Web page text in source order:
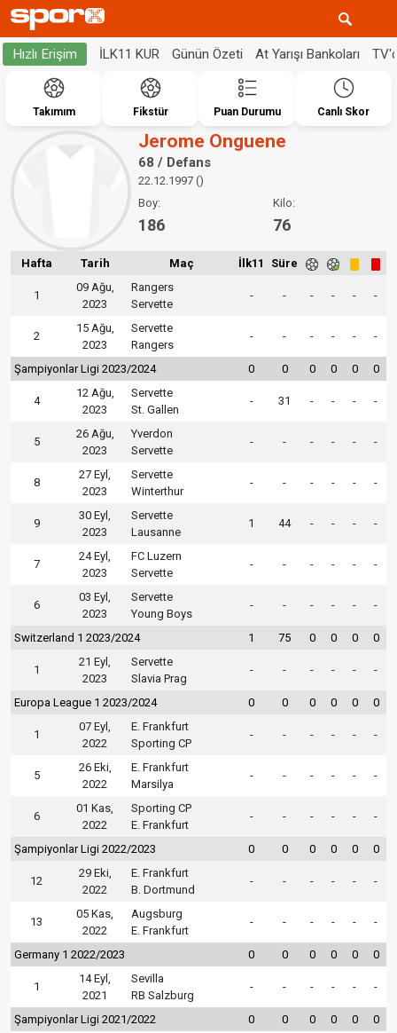
Hızlı Erişim İLK11 KUR Günün Özeti At Yarışı Bankoları
Takımım Fikstür Puan Durumu Canlı Skor
Jerome Onguene
68 / Defans
22.12.1997 ()
Boy:
186
Kilo:
76
Hafta Tarih Maç İlk11 Süre
1
09 Ağu,
2023
Rangers
Servette
- - - - - -
2
15 Ağu,
2023
Servette
Rangers
- - - - - -
Şampiyonlar Ligi 2023/2024 0 0 0 0 0 0
4
12 Ağu,
2023
Servette
St. Gallen
- 31 - - - -
5
26 Ağu,
2023
Yverdon
Servette
- - - - - -
8
27 Eyl,
2023
Servette
Winterthur
- - - - - -
9
30 Eyl,
2023
Servette
Lausanne
1 44 - - - -
7
24 Eyl,
2023
FC Luzern
Servette
- - - - - -
6
03 Eyl,
2023
Servette
Young Boys
- - - - - -
Switzerland 1 2023/2024 1 75 0 0 0 0
1
21 Eyl,
2023
Servette
Slavia Prag
- - - - - -
Europa League 1 2023/2024 0 0 0 0 0 0
1
07 Eyl,
2022
E. Frankfurt
Sporting CP
- - - - - -
5
26 Eki,
2022
E. Frankfurt
Marsilya
- - - - - -
6
01 Kas,
2022
Sporting CP
E. Frankfurt
- - - - - -
Şampiyonlar Ligi 2022/2023 0 0 0 0 0 0
12
29 Eki,
2022
E. Frankfurt
B. Dortmund
- - - - - -
13
05 Kas,
2022
Augsburg
E. Frankfurt
- - - - - -
Germany 1 2022/2023 0 0 0 0 0 0
1
14 Eyl,
2021
Sevilla
RB Salzburg
- - - - - -
Şampiyonlar Ligi 2021/2022 0 0 0 0 0 0